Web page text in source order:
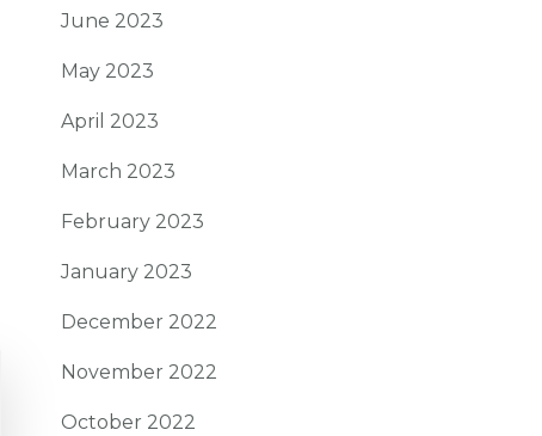
June 2023
May 2023
April 2023
March 2023
February 2023
January 2023
December 2022
November 2022
October 2022